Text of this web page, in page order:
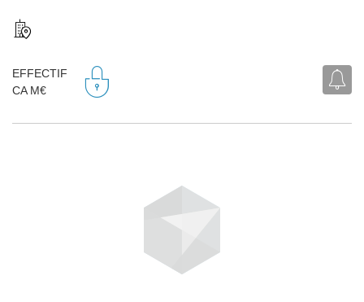
EFFECTIF
CA M€